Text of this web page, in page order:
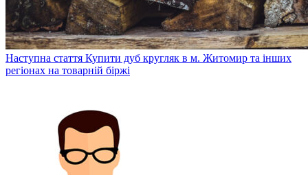
Наступна стаття Купити дуб кругляк в м. Житомир та інших
регіонах на товарній біржі